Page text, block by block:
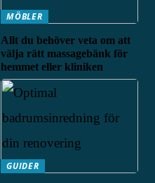
MÖBLER
Allt du behöver veta om att
välja rätt massagebänk för
hemmet eller kliniken
GUIDER